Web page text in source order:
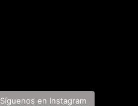
Síguenos en Instagram